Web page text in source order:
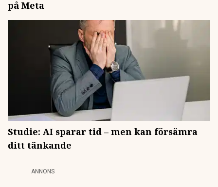
på Meta
Studie: AI sparar tid – men kan försämra
ditt tänkande
ANNONS